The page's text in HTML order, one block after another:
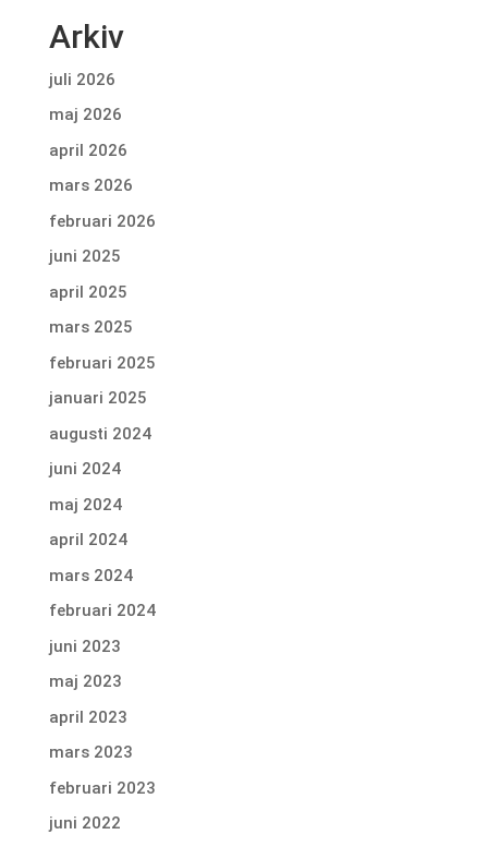
Arkiv
juli 2026
maj 2026
april 2026
mars 2026
februari 2026
juni 2025
april 2025
mars 2025
februari 2025
januari 2025
augusti 2024
juni 2024
maj 2024
april 2024
mars 2024
februari 2024
juni 2023
maj 2023
april 2023
mars 2023
februari 2023
juni 2022